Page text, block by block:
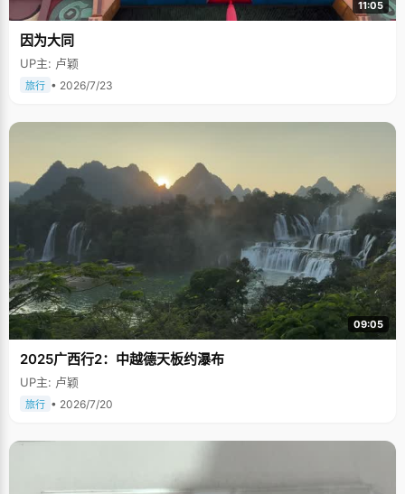
11:05
因为大同
UP主: 卢颖
旅行 • 2026/7/23
09:05
2025广西行2：中越德天板约瀑布
UP主: 卢颖
旅行 • 2026/7/20